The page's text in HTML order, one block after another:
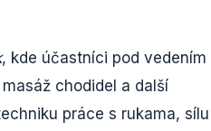
, kde účastníci pod vedením
chodidel a další
práce s rukama,